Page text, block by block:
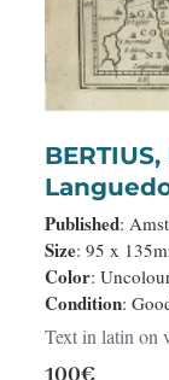
Published:
Size: 95 x
Color:
Condition:
Text in latin on